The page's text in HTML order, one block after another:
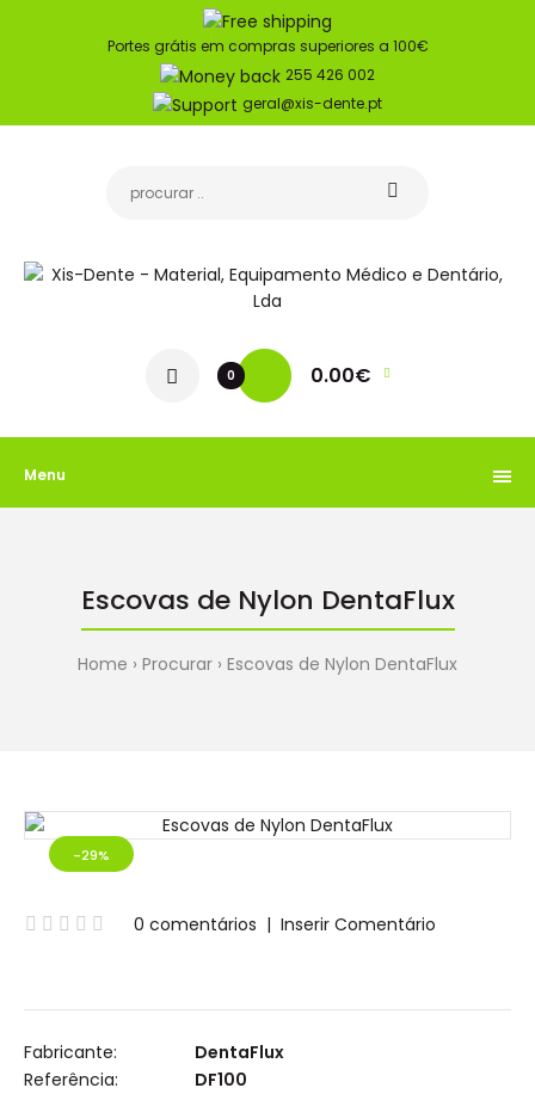
Portes grátis em compras superiores a 100€
255 426 002
geral@xis-dente.pt
0 0.00€
Menu
Escovas de Nylon DentaFlux
Home Procurar Escovas de Nylon DentaFlux
-29%
0 comentários | Inserir Comentário
Fabricante:
DentaFlux
Referência:
DF100